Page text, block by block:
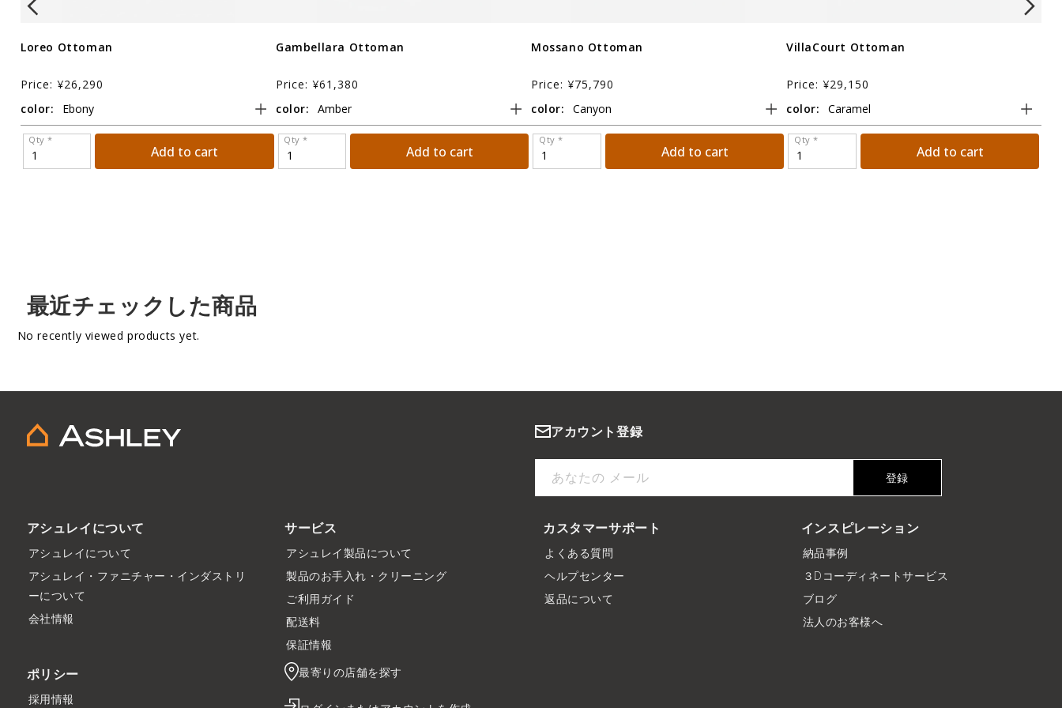
Loreo Ottoman
Price: ¥26,290
color:
Qty *
Add to cart
Gambellara Ottoman
Price: ¥61,380
color:
Qty *
Add to cart
Mossano Ottoman
Price: ¥75,790
color:
Qty *
Add to cart
VillaCourt Ottoman
Price: ¥29,150
color:
Qty *
Add to cart
最近チェックした商品
No recently viewed products yet.
アカウント登録
あなたの メール 登録
アシュレイについて
アシュレイについて
アシュレイ・ファニチャー・インダストリ
ーについて
会社情報
サービス
アシュレイ製品について
製品のお手入れ・クリーニング
ご利用ガイド
配送料
保証情報
カスタマーサポート
よくある質問
ヘルプセンター
返品について
インスピレーション
納品事例
３Dコーディネートサービス
ブログ
法人のお客様へ
ポリシー
採用情報
最寄りの店舗を探す